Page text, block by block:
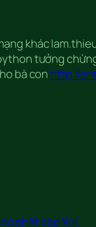
khác
tưởng
bà conhttp://
nhật cho Xgl.